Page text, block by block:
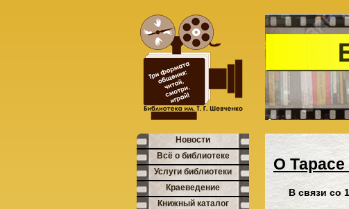
О
В связи со
Новости
Всё о библиотеке
Услуги библиотеки
Краеведение
Книжный каталог